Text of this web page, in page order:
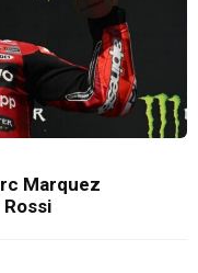
Marquez
Rossi